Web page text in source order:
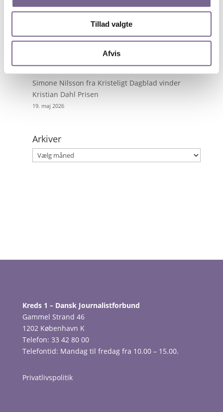
Tillad valgte
Afvis
Få superkræfter i PowerPoint
Tour de France fortalt gennem ikoniske fotos og
dramatiske anekdoter
21. maj 2026
Simone Nilsson fra Kristeligt Dagblad vinder
Kristian Dahl Prisen
19. maj 2026
Arkiver
Arkiver
Kreds 1 – Dansk Journalistforbund
Gammel Strand 46
1202 København K
Telefon: 33 42 80 00
Telefontid: Mandag til fredag fra 10.00 – 15.00.
Privatlivspolitik